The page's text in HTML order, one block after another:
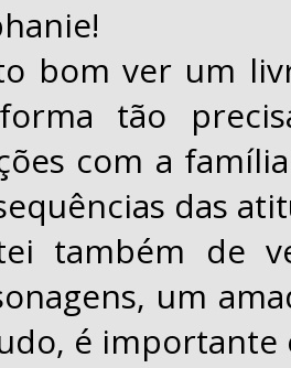
bom ver um
tão
com a
das
também de
um
é importante